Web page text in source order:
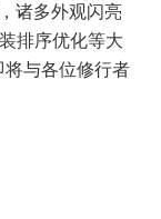
诸多外观闪亮
排序优化等大
与各位修行者